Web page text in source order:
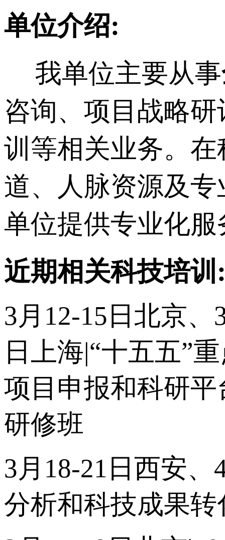
单位介绍:
我单位主要从事
咨询、项目战略
训等相关业务。
道、人脉资源及
单位提供专业化
近期相关科技培
3月12-15日北京、
日上海|“十五五”
项目申报和科研
研修班
3月18-21日西安
分析和科技成果